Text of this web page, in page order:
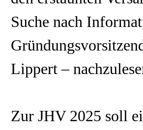
Suche nach
Lippert –
Zur JHV 2025 soll